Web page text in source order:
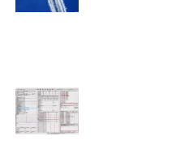
撮影方法のレクチ
ャー
2022.12.24